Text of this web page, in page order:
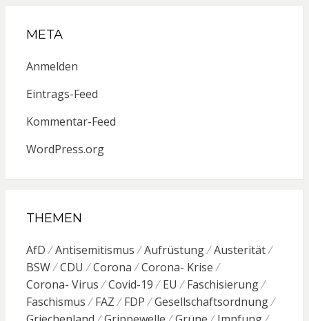
META
Anmelden
Eintrags-Feed
Kommentar-Feed
WordPress.org
THEMEN
AfD Antisemitismus Aufrüstung
Austerität
BSW
CDU Corona
Corona- Krise
Corona- Virus
Covid-19 EU
Faschisierung
Faschismus
FAZ FDP
Gesellschaftsordnung